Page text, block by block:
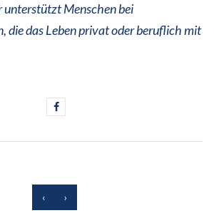
unterstützt Menschen bei
die das Leben privat oder beruflich mit
‹ ›